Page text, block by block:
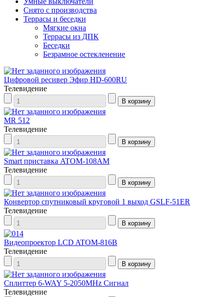
Снято с производства
Террасы и беседки
Мягкие окна
Террасы из ДПК
Беседки
Безрамное остекленение
Цифровой ресивер Эфир HD-600RU
Телевидение
MR 512
Телевидение
Smart приставка ATOM-108AM
Телевидение
Конвертор спутниковый круговой 1 выход GSLF-51ER
Телевидение
Видеопроектор LCD ATOM-816B
Телевидение
Сплиттер 6-WAY 5-2050MHz Сигнал
Телевидение